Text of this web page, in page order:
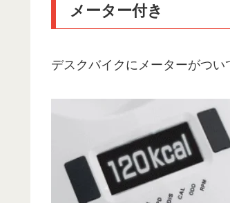
メーター付き
デスクバイクにメーターがつい